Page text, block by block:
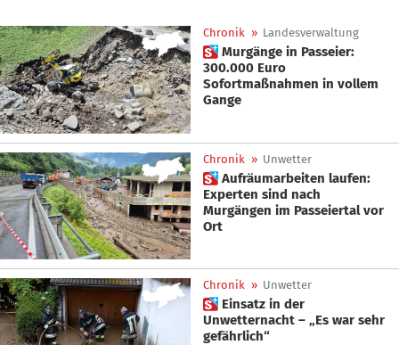
Chronik » Landesverwaltung
 Murgänge in Passeier:
300.000 Euro
Sofortmaßnahmen in vollem
Gange
Chronik » Unwetter
 Aufräumarbeiten laufen:
Experten sind nach
Murgängen im Passeiertal vor
Ort
Chronik » Unwetter
 Einsatz in der
Unwetternacht – „Es war sehr
gefährlich“